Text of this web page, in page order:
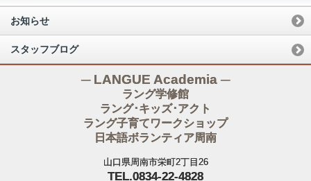
お知らせ
スタッフブログ
─ LANGUE Academia ─
ラング学修館
ラング･キッズ･アクト
ラング子育てワークショップ
日本語ボランティア周南
山口県周南市栄町2丁目26
TEL.0834-22-4828